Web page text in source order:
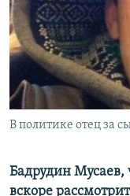
РАСПИСАНИЕ
ПОДПИШИТЕСЬ
СОЦИАЛЬНЫЕ СЕТИ
Все сайты РСЕ/
В политике отец за
Бадрудин Мусаев,
вскоре